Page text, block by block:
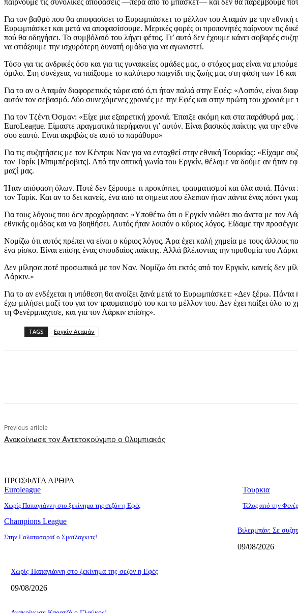
παίρνουμε τις συνολικές αποφάσεις —πέρα από το μπάσκετ— και δεν θα παρέμβουμε
Για τον βαθμό που θα αποφασίσει το Ευρωμπάσκετ το μέλλον του Αταμάν με την
Ευρωμπάσκετ και μετά να αποφασίσουμε. Μερικές φορές οι προπονητές παίρνουν τις
πού θα οδηγήσει. Το συμβόλαιό του λήγει φέτος. Γι’ αυτό δεν έχουμε κάνει σοβαρές
να φτιάξουμε την ισχυρότερη δυνατή ομάδα για να αγωνιστεί.
Τόσο για τις ανδρικές όσο και για τις γυναικείες ομάδες μας, ο στόχος μας είναι να
όμιλο. Στη συνέχεια, να παίξουμε το καλύτερο παιχνίδι της ζωής μας στη φάση των 16
Για το αν ο Αταμάν διαφορετικός τώρα από ό,τι ήταν παλιά στην Εφές: «Λοιπόν, είναι
αυτόν τον σεβασμό. Δύο συνεχόμενες χρονιές με την Εφές και στην πρώτη του χρονιά
Για τον Τζέντι Όσμαν: «Είχε μια εξαιρετική χρονιά. Έπαιξε ακόμη και στα παράθυρά
EuroLeague. Είμαστε πραγματικά περήφανοι γι’ αυτόν. Είναι βασικός παίκτης για την
σου εαυτό. Είναι ακριβώς σε αυτό το παράθυρο»
Για τις συζητήσεις με τον Κέντρικ Ναν για να ενταχθεί στην εθνική Τουρκίας: «Είχαμε
τον Ταρίκ [Μπιμπέροβιτς]. Από την οπτική γωνία του Εργκίν, θέλαμε να δούμε αν ήταν
μαζί μας.
Ήταν απόφαση όλων. Ποτέ δεν ξέρουμε τι προκύπτει, τραυματισμοί και όλα αυτά.
τον Ταρίκ. Και αν το δει κανείς, ένα από τα σημεία που έλειπαν ήταν πάντα ένας
Για τους λόγους που δεν προχώρησαν: «Υποθέτω ότι ο Εργκίν νιώθει πιο άνετα με τον
εθνικής ομάδας και να βοηθήσει. Αυτός ήταν λοιπόν ο κύριος λόγος. Είδαμε την
Νομίζω ότι αυτός πρέπει να είναι ο κύριος λόγος. Άρα έχει καλή χημεία με τους άλλους
ένα ρίσκο. Είναι επίσης ένας σπουδαίος παίκτης. Αλλά βλέποντας την προθυμία του
Δεν μίλησα ποτέ προσωπικά με τον Ναν. Νομίζω ότι εκτός από τον Εργκίν, κανείς δεν
Λάρκιν.»
Για το αν ενδέχεται η υπόθεση θα ανοίξει ξανά μετά το Ευρωμπάσκετ: «Δεν ξέρω.
έχω μιλήσει μαζί του για τον τραυματισμό του και το μέλλον του. Δεν έχει παίξει όλο
τη Φενέρμπαχτσε, και για τον Λάρκιν επίσης».
TAGS Εργκίν Αταμάν
Previous article
Ανακοίνωσε τον Αντετοκούνμπο ο Ολυμπιακός
ΠΡΟΣΦΑΤΑ ΑΡΘΡΑ
Euroleague
Χωρίς Παπαγιάννη στο ξεκίνημα της σεζόν η Εφές
Τουρκια
Τέλος από την
Champions League
Στην Γαλατασαράϊ ο Σμαϊλαγκιτς!
Βιλερμπάν: Σε
09/08/2026
Χωρίς Παπαγιάννη στο ξεκίνημα της σεζόν η Εφές
09/08/2026